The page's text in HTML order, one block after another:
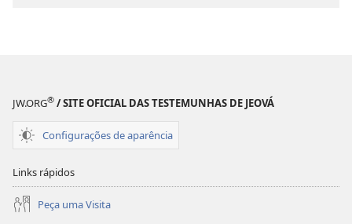
JW.ORG® / SITE OFICIAL DAS TESTEMUNHAS DE JEOVÁ
Configurações de aparência
Links rápidos
Peça uma Visita